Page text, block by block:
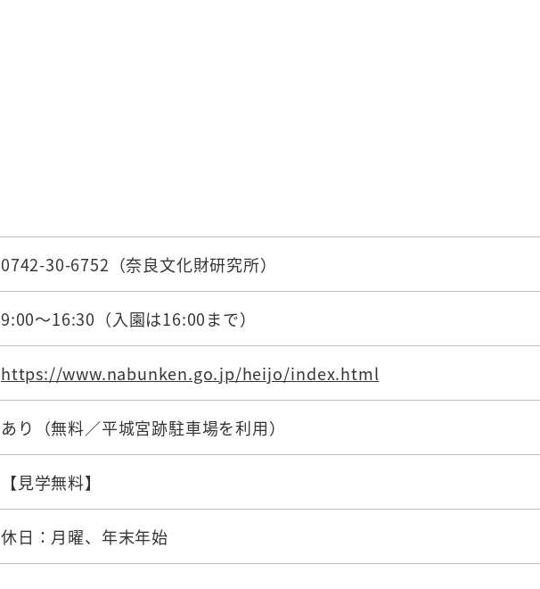
0742-30-6752（奈良文化財研究所）
9:00～16:30（入園は16:00まで）
https://www.nabunken.go.jp/heijo/index.html
あり（無料／平城宮跡駐車場を利用）
【見学無料】
休日：月曜、年末年始